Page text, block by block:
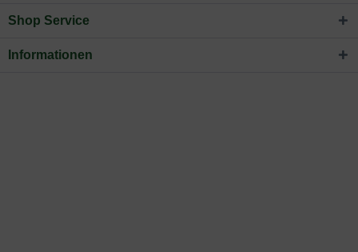
Shop Service
Informationen